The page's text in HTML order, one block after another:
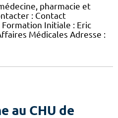
pharmacie et
: Contact
Initiale : Eric
Médicales Adresse :
au CHU de